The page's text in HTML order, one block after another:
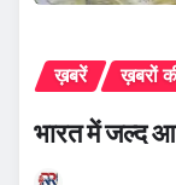
ख़बरें ख़बरों
भारत में जल्द